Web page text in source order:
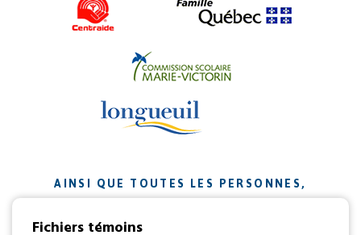
AINSI QUE TOUTES LES PERSONNES,
ORGANISMES ET ENTREPRISES QUI ONT
CONTRIBUÉ À NOTRE MISSION.
Fichiers témoins